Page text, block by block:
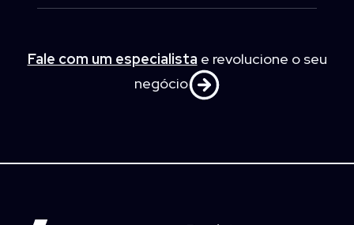
Fale com um especialista e revolucione o seu
negócio